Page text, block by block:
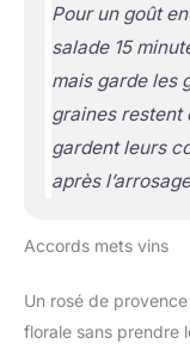
Pour un goût
salade 15
mais garde les
graines restent
gardent leurs
après
Accords mets vins
Un rosé de
florale sans prendre